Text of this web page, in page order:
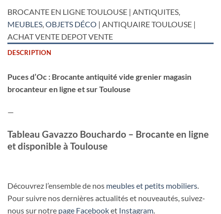
BROCANTE EN LIGNE TOULOUSE | ANTIQUITES,
MEUBLES,OBJETS DÉCO | ANTIQUAIRE TOULOUSE |
ACHAT VENTE DEPOT VENTE
DESCRIPTION
Puces d’Oc : Brocante antiquité vide grenier magasin
brocanteur en ligne et sur Toulouse
—
Tableau Gavazzo Bouchardo – Brocante en ligne
et disponible à Toulouse
Découvrez l’ensemble de nos meubles et petits mobiliers.
Pour suivre nos dernières actualités et nouveautés, suivez-
nous sur notre page Facebooket Instagram.